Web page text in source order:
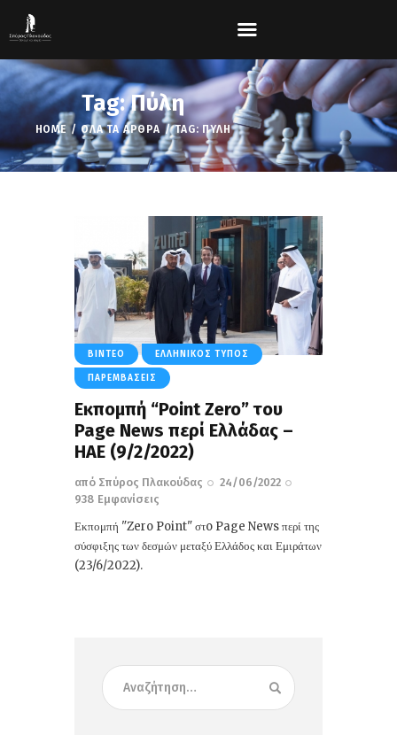
Tag: Πύλη
HOME ΌΛΑ ΤΑ ΆΡΘΡΑ TAG: ΠΎΛΗ
ΒΊΝΤΕΟ ΕΛΛΗΝΙΚΌΣ ΤΎΠΟΣ
ΠΑΡΕΜΒΆΣΕΙΣ
Εκπομπή “Point Zero” του
Page News περί Eλλάδας –
ΗΑΕ (9/2/2022)
από Σπύρος Πλακούδας
24/06/2022
938 Εμφανίσεις
Εκπομπή "Zero Point" στo Page News περί της
σύσφιξης των δεσμών μεταξύ Ελλάδος και Εμιράτων
(23/6/2022).